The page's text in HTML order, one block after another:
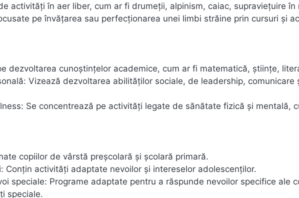
activități în aer liber, cum ar fi drumeții, alpinism, caiac, supraviețuire în
pe învățarea sau perfecționarea unei limbi străine prin cursuri și
dezvoltarea cunoștințelor academice, cum ar fi matematică, științe,
Vizează dezvoltarea abilităților sociale, de leadership, comunicare
Se concentrează pe activități legate de sănătate fizică și mentală,
copiilor de vârstă preșcolară și școlară primară.
Conțin activități adaptate nevoilor și intereselor adolescenților.
speciale: Programe adaptate pentru a răspunde nevoilor specifice ale
speciale.